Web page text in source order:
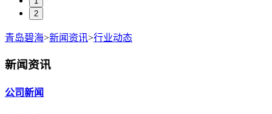
2
青岛碧海>新闻资讯>行业动态
新闻资讯
公司新闻